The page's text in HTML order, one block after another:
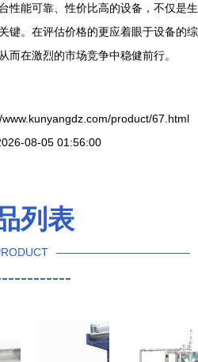
性能可靠、性价比高的设备，不仅是生
键。在评估价格的更应着眼于设备的综
而在激烈的市场竞争中稳健前行。
product/67.html
08-05 01:56:00
列表